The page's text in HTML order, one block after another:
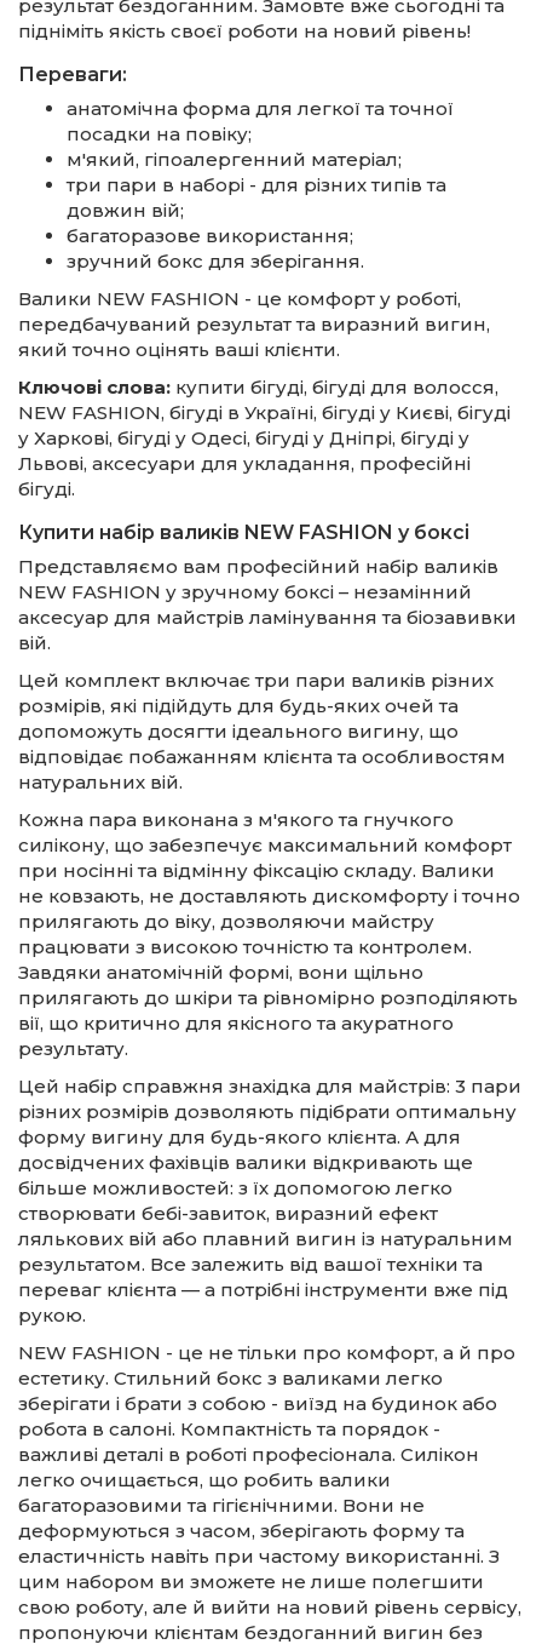
результат бездоганним. Замовте вже сьогодні та
підніміть якість своєї роботи на новий рівень!
Переваги:
анатомічна форма для легкої та точної
посадки на повіку;
м'який, гіпоалергенний матеріал;
три пари в наборі - для різних типів та
довжин вій;
багаторазове використання;
зручний бокс для зберігання.
Валики NEW FASHION - це комфорт у роботі,
передбачуваний результат та виразний вигин,
який точно оцінять ваші клієнти.
Ключові слова: купити бігуді, бігуді для волосся,
NEW FASHION, бігуді в Україні, бігуді у Києві, бігуді
у Харкові, бігуді у Одесі, бігуді у Дніпрі, бігуді у
Львові, аксесуари для укладання, професійні
бігуді.
Купити набір валиків NEW FASHION у боксі
Представляємо вам професійний набір валиків
NEW FASHION у зручному боксі – незамінний
аксесуар для майстрів ламінування та біозавивки
вій.
Цей комплект включає три пари валиків різних
розмірів, які підійдуть для будь-яких очей та
допоможуть досягти ідеального вигину, що
відповідає побажанням клієнта та особливостям
натуральних вій.
Кожна пара виконана з м'якого та гнучкого
силікону, що забезпечує максимальний комфорт
при носінні та відмінну фіксацію складу. Валики
не ковзають, не доставляють дискомфорту і точно
прилягають до віку, дозволяючи майстру
працювати з високою точністю та контролем.
Завдяки анатомічній формі, вони щільно
прилягають до шкіри та рівномірно розподіляють
вії, що критично для якісного та акуратного
результату.
Цей набір справжня знахідка для майстрів: 3 пари
різних розмірів дозволяють підібрати оптимальну
форму вигину для будь-якого клієнта. А для
досвідчених фахівців валики відкривають ще
більше можливостей: з їх допомогою легко
створювати бебі-завиток, виразний ефект
лялькових вій або плавний вигин із натуральним
результатом. Все залежить від вашої техніки та
переваг клієнта — а потрібні інструменти вже під
рукою.
NEW FASHION - це не тільки про комфорт, а й про
естетику. Стильний бокс з валиками легко
зберігати і брати з собою - виїзд на будинок або
робота в салоні. Компактність та порядок -
важливі деталі в роботі професіонала. Силікон
легко очищається, що робить валики
багаторазовими та гігієнічними. Вони не
деформуються з часом, зберігають форму та
еластичність навіть при частому використанні. З
цим набором ви зможете не лише полегшити
свою роботу, але й вийти на новий рівень сервісу,
пропонуючи клієнтам бездоганний вигин без